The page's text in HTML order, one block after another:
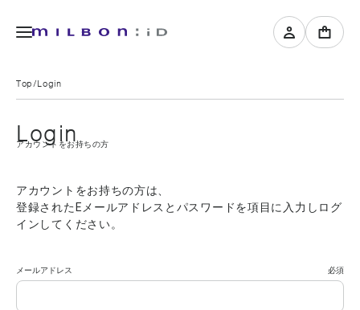
Top Login
Login
アカウントをお持ちの方
アカウントをお持ちの方は、
登録されたEメールアドレスとパスワードを項目に入力しログ
インしてください。
メールアドレス 必須